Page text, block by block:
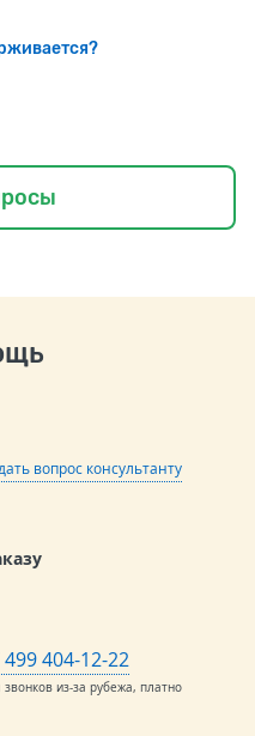
вопрос консультанту
499 404-12-22
звонков из-за рубежа, платно